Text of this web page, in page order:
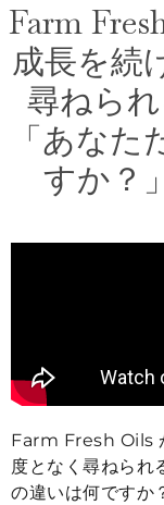
Farm
成長を続
尋ねら
「あな
すか？
Farm Fresh Oils
度となく尋ねられ
の違いは何ですか